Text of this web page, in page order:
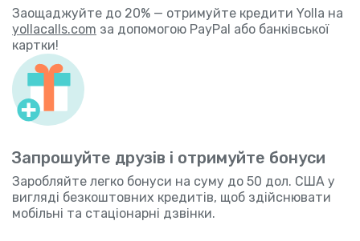
Заощаджуйте до 20% — отримуйте кредити Yolla на
yollacalls.com за допомогою PayPal або банківської
картки!
Запрошуйте друзів і отримуйте бонуси
Заробляйте легко бонуси на суму до 50 дол. США у
вигляді безкоштовних кредитів, щоб здійснювати
мобільні та стаціонарні дзвінки.